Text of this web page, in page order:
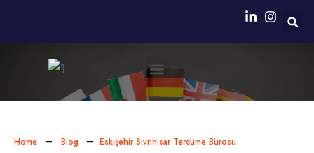
Home Blog Eskişehir Sivrihisar Tercüme Bürosu